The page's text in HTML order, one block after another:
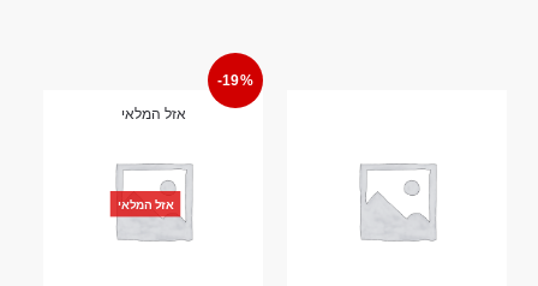
-19%
אזל המלאי
אזל המלאי